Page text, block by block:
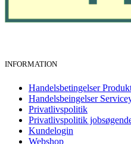
INFORMATION
Handelsbetingelser
Handelsbeingelser
Privatlivspolitik
Privatlivspolitik
Kundelogin
Webshop